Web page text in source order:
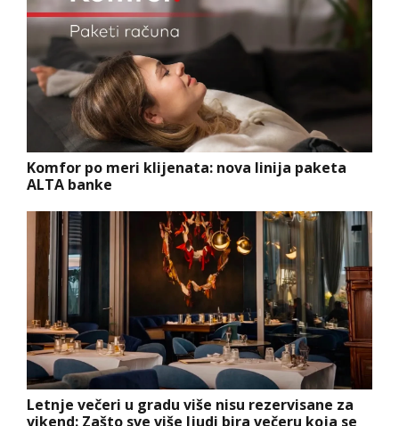
Komfor po meri klijenata: nova linija paketa
ALTA banke
Letnje večeri u gradu više nisu rezervisane za
vikend: Zašto sve više ljudi bira večeru koja se